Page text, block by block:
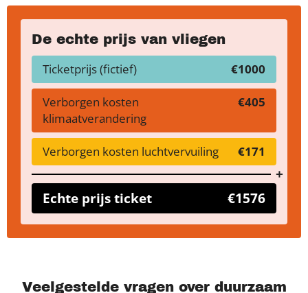
De echte prijs van vliegen
Ticketprijs (fictief) €1000
Verborgen kosten
klimaatverandering
€405
Verborgen kosten luchtvervuiling €171
Echte prijs ticket €1576
Veelgestelde vragen over duurzaam